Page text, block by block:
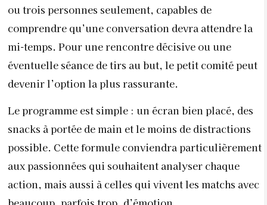
ou trois personnes seulement, capables de
comprendre qu’une conversation devra attendre la
mi-temps. Pour une rencontre décisive ou une
éventuelle séance de tirs au but, le petit comité peut
devenir l’option la plus rassurante.
Le programme est simple : un écran bien placé, des
snacks à portée de main et le moins de distractions
possible. Cette formule conviendra particulièrement
aux passionnées qui souhaitent analyser chaque
action, mais aussi à celles qui vivent les matchs avec